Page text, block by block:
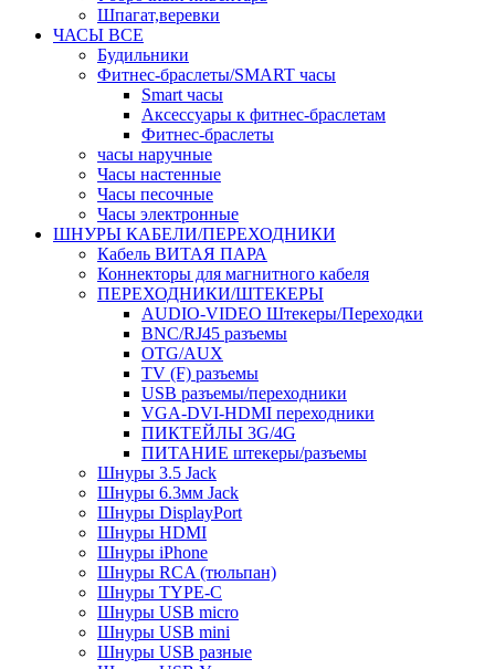
Шпагат,веревки
ЧАСЫ ВСЕ
Будильники
Фитнес-браслеты/SMART часы
Smart часы
Аксессуары к фитнес-браслетам
Фитнес-браслеты
часы наручные
Часы настенные
Часы песочные
Часы электронные
ШНУРЫ КАБЕЛИ/ПЕРЕХОДНИКИ
Кабель ВИТАЯ ПАРА
Коннекторы для магнитного кабеля
ПЕРЕХОДНИКИ/ШТЕКЕРЫ
AUDIO-VIDEO Штекеры/Переходки
BNC/RJ45 разъемы
OTG/AUX
TV (F) разъемы
USB разъемы/переходники
VGA-DVI-HDMI переходники
ПИКТЕЙЛЫ 3G/4G
ПИТАНИЕ штекеры/разъемы
Шнуры 3.5 Jack
Шнуры 6.3мм Jack
Шнуры DisplayPort
Шнуры HDMI
Шнуры iPhone
Шнуры RCA (тюльпан)
Шнуры TYPE-C
Шнуры USB micro
Шнуры USB mini
Шнуры USB разные